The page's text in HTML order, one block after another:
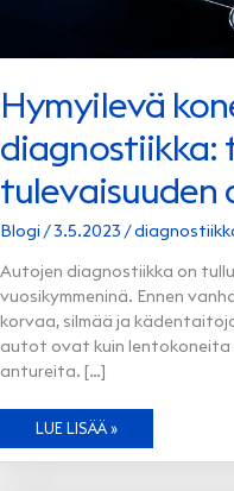
Hymyilevä
diagnostiikka:
tulevaisuuden
Blogi /3.5.2023 /
Autojen diagnostiikka on
vuosikymmeninä. Ennen
korvaa, silmää ja
autot ovat kuin lentokoneita
antureita. […]
HYMYILEVÄ
JA
LUE LISÄÄ »